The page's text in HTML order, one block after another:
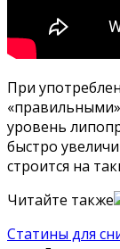
При
уровень
быстро
строится на
Читайте также
Статины для